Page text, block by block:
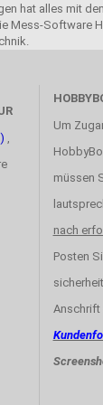
hat alles mit
Mess-Software
,
Um
müssen
nach
Posten
Anschrift